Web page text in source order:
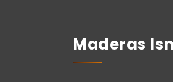
Maderas